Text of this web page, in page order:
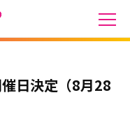
日決定（8月28